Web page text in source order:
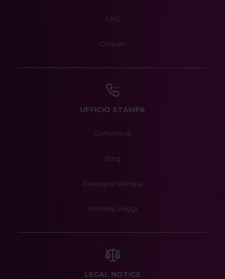
FAQ
Contatti
UFFICIO STAMPA
Comunicati
Blog
Rassegna Stampa
Sitemap viaggi
LEGAL NOTICE